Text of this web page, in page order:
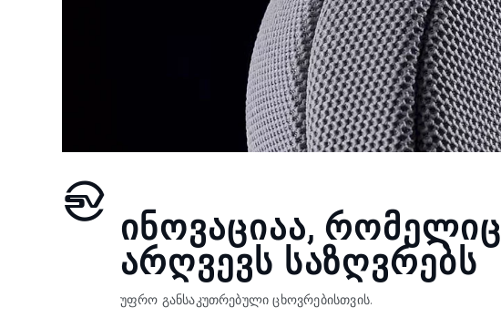
ᲘᲜᲝᲕᲐᲪᲘᲐᲐ, ᲠᲝᲛᲔᲚᲘᲪ
ᲐᲠᲦᲕᲔᲕᲡ ᲡᲐᲖᲦᲕᲠᲔᲑᲡ
უფრო განსაკუთრებული ცხოვრებისთვის.